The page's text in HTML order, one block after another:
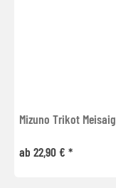
Mizuno Trikot
ab 22,90 € *